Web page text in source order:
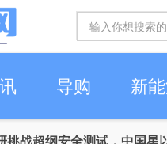
导购 新
挑战超纲安全测试，中国星